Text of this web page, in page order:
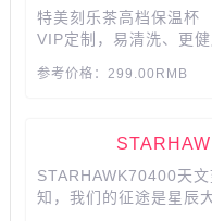
特美刻乐茶高档保温
VIP定制，易清洗、更
圈结实耐用，真材实料
参考价格：299.00RMB
STARHAWK70400天
知，我们的征途是星辰